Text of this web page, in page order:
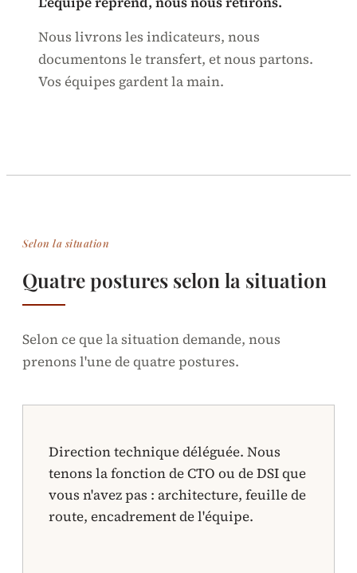
Nous livrons les indicateurs, nous
documentons le transfert, et nous partons.
Vos équipes gardent la main.
Selon la situation
Quatre postures selon la situation
Selon ce que la situation demande, nous
prenons l'une de quatre postures.
Direction technique déléguée. Nous
tenons la fonction de CTO ou de DSI que
vous n'avez pas : architecture, feuille de
route, encadrement de l'équipe.